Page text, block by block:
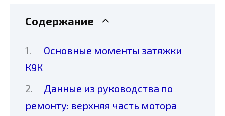
Содержание
Основные моменты затяжки
К9К
Данные из руководства по
ремонту: верхняя часть мотора